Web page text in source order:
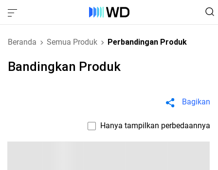
Beranda Semua Produk Perbandingan Produk
Bandingkan Produk
Bagikan
Hanya tampilkan perbedaannya